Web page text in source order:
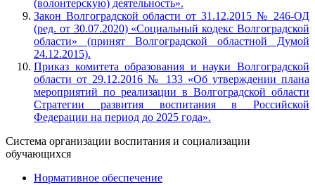
(волонтерскую) деятельность».
Закон Волгоградской области от 31.12.2015 № 246-ОД
(ред. от 30.07.2020) «Социальный кодекс Волгоградской
области» (принят Волгоградской областной Думой
24.12.2015).
Приказ комитета образования и науки Волгоградской
области от 29.12.2016 № 133 «Об утверждении плана
мероприятий по реализации в Волгоградской области
Стратегии развития воспитания в Российской
Федерации на период до 2025 года».
Система организации воспитания и социализации
обучающихся
Нормативное обеспечение